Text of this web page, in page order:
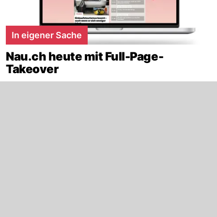
In eigener Sache
Nau.ch heute mit Full-Page-
Takeover